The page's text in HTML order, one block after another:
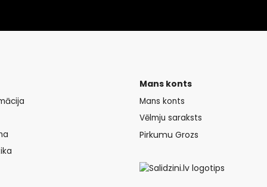
Mans konts
Mans konts
Vēlmju saraksts
Pirkumu Grozs